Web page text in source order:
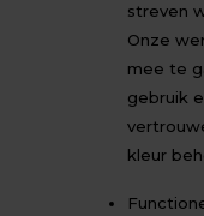
streven
Onze
mee te
gebruik
kleur